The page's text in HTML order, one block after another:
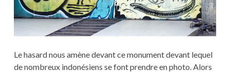
Le hasard nous amène devant ce monument devant lequel
de nombreux indonésiens se font prendre en photo. Alors